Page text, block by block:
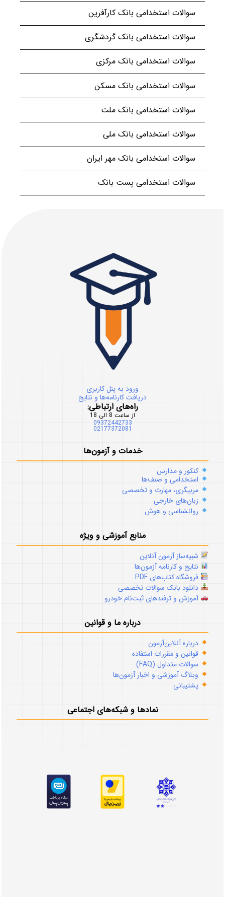
سوالات استخدامی بانک کارآفرین
سوالات استخدامی بانک گردشگری
سوالات استخدامی بانک مرکزی
سوالات استخدامی بانک مسکن
سوالات استخدامی بانک ملت
سوالات استخدامی بانک ملی
سوالات استخدامی بانک مهر ایران
سوالات استخدامی پست بانک
ورود به پنل کاربری
دریافت کارنامه‌ها و نتایج
راه‌های ارتباطی:
از ساعت 8 الی 18
09372442733
02177372081
خدمات و آزمون‌ها
کنکور و مدارس
استخدامی و صنف‌ها
مربیگری، مهارت و تخصصی
زبان‌های خارجی
روانشناسی و هوش
منابع آموزشی و ویژه
شبیه‌ساز آزمون آنلاین
نتایج و کارنامه آزمون‌ها
فروشگاه کتاب‌های PDF
دانلود بانک سوالات تخصصی
آموزش و ترفندهای ثبت‌نام خودرو
درباره ما و قوانین
درباره آنلاین‌آزمون
قوانین و مقررات استفاده
سوالات متداول (FAQ)
وبلاگ آموزشی و اخبار آزمون‌ها
پشتیبانی
نمادها و شبکه‌های اجتماعی